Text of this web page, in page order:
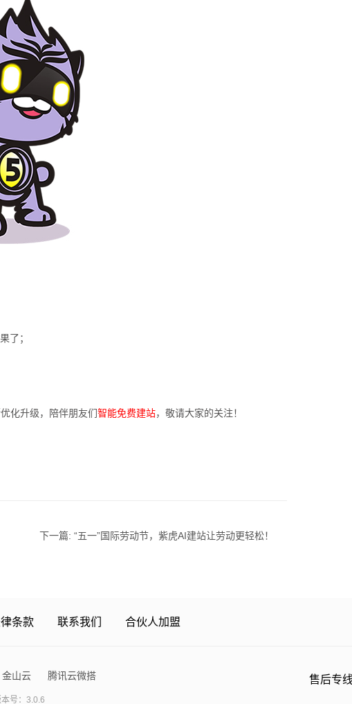
了；
化升级，陪伴朋友们 智能免费建站，敬请大家的关注！
下一篇: “五一”国际劳动节，紫虎AI建站让劳动更轻松！
条款 联系我们 合伙人加盟
金山云 腾讯云微搭 售后专线
号：3.0.6